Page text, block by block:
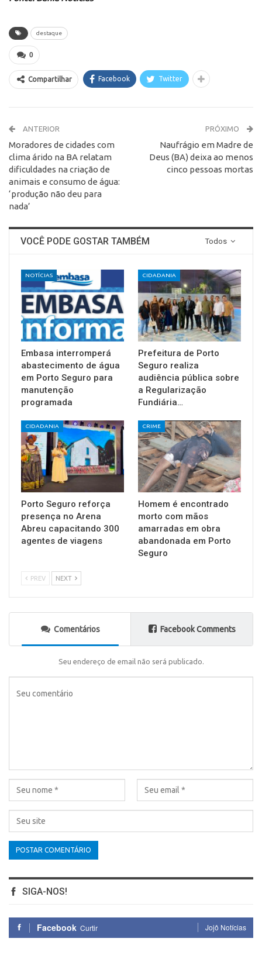
destaque
0
Compartilhar Facebook Twitter
ANTERIOR
Moradores de cidades com
clima árido na BA relatam
dificuldades na criação de
animais e consumo de água:
‘produção não deu para
nada’
PRÓXIMO
Naufrágio em Madre de
Deus (BA) deixa ao menos
cinco pessoas mortas
Todos
VOCÊ PODE GOSTAR TAMBÉM
NOTÍCIAS
Embasa interromperá
abastecimento de água
em Porto Seguro para
manutenção
programada
CIDADANIA
Prefeitura de Porto
Seguro realiza
audiência pública sobre
a Regularização
Fundiária…
CIDADANIA
Porto Seguro reforça
presença no Arena
Abreu capacitando 300
agentes de viagens
CRIME
Homem é encontrado
morto com mãos
amarradas em obra
abandonada em Porto
Seguro
PREV NEXT
Comentários Facebook Comments
Seu endereço de email não será publicado.
SIGA-NOS!
Facebook Curtir Jojô Notícias